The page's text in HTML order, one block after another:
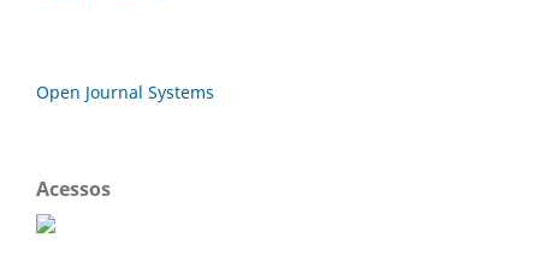
Open Journal Systems
Acessos